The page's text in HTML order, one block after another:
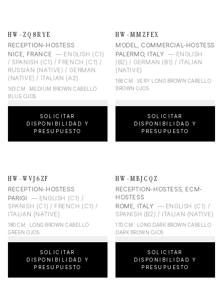
HW-ZQ8RYE
RECEPTION-HOSTESS
NICE, FRANCE — ENGLISH (C1)
/ SPANISH (C1) / FRENCH (C1) /
RUSSIAN (NATIVE) / GERMAN
(NATIVE) / ITALIAN (A2)
163 CM · MEDIUM BROWN CABELLO ·
BLUE OJOS
SOLICITAR
DISPONIBILIDAD Y
PRESUPUESTO
HW-MMZFEX
MODEL, COMMERCIAL-HOSTESS
PALERMO, ITALY — ENGLISH
(B2) / GERMAN (B1) / ITALIAN
(NATIVE)
168 CM · VERY LONG BROWN CABELLO ·
BROWN OJOS
SOLICITAR
DISPONIBILIDAD Y
PRESUPUESTO
HW-WVJ6ZF
RECEPTION-HOSTESS
PARIGI
— ENGLISH (C1) /
SPANISH (C1) / FRENCH (C1) /
ITALIAN (NATIVE)
180 CM · LONG BROWN CABELLO ·
GREEN OJOS
SOLICITAR
DISPONIBILIDAD Y
PRESUPUESTO
HW-MBJCQZ
RECEPTION-HOSTESS, ECM-
HOSTESS
ROME, ITALY — ENGLISH (C1) /
SPANISH (B2) / ITALIAN (NATIVE)
170 CM · LONG DARK BROWN CABELLO ·
DARK BROWN OJOS
SOLICITAR
DISPONIBILIDAD Y
PRESUPUESTO